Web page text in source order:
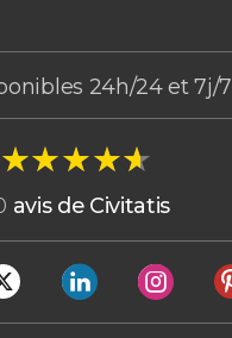
24h/24 et 7j/7
★★★★★
★★★★★
avis de Civitatis